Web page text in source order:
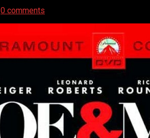
0 comments